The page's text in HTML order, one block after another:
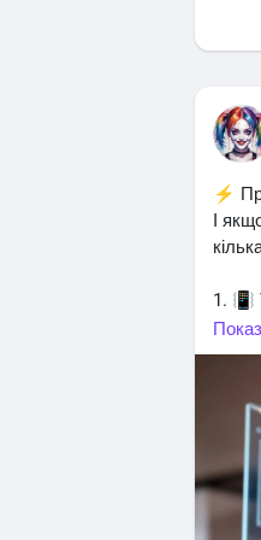
⚡
І
1. 📳
коли
2.
3. 🃏